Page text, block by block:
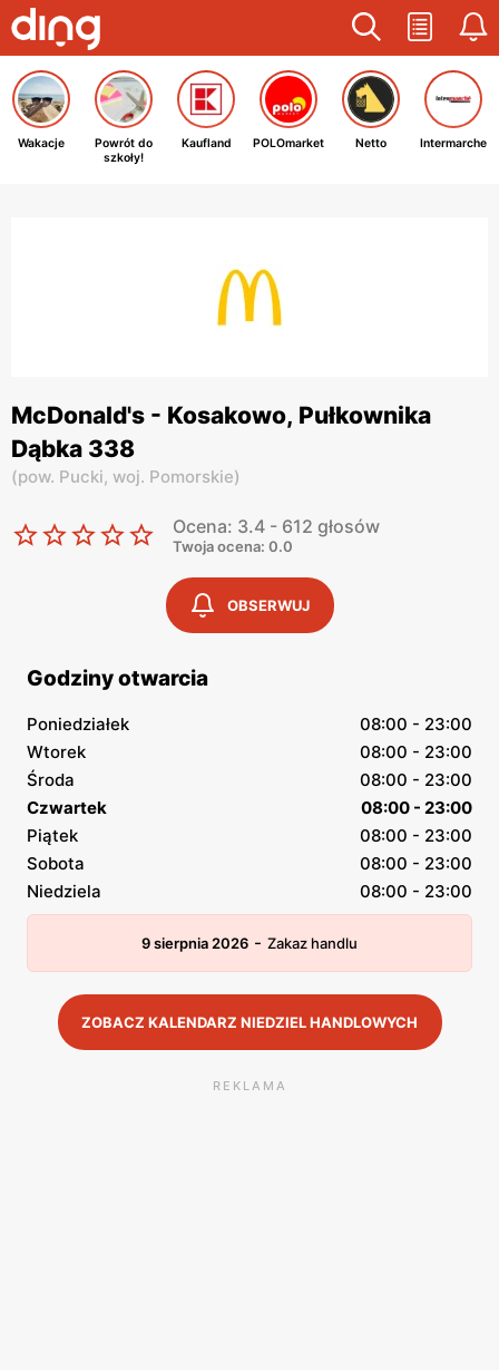
Wakacje
Powrót do
szkoły!
Kaufland POLOmarket Netto Intermarche
McDonald's - Kosakowo, Pułkownika
Dąbka 338
(pow. Pucki, woj. Pomorskie)
Ocena: 3.4 - 612 głosów
Twoja ocena: 0.0
OBSERWUJ
Godziny otwarcia
Poniedziałek
08:00 - 23:00
Wtorek
08:00 - 23:00
Środa
08:00 - 23:00
Czwartek
08:00 - 23:00
Piątek
08:00 - 23:00
Sobota
08:00 - 23:00
Niedziela
08:00 - 23:00
9 sierpnia 2026 - Zakaz handlu
ZOBACZ KALENDARZ NIEDZIEL HANDLOWYCH
REKLAMA